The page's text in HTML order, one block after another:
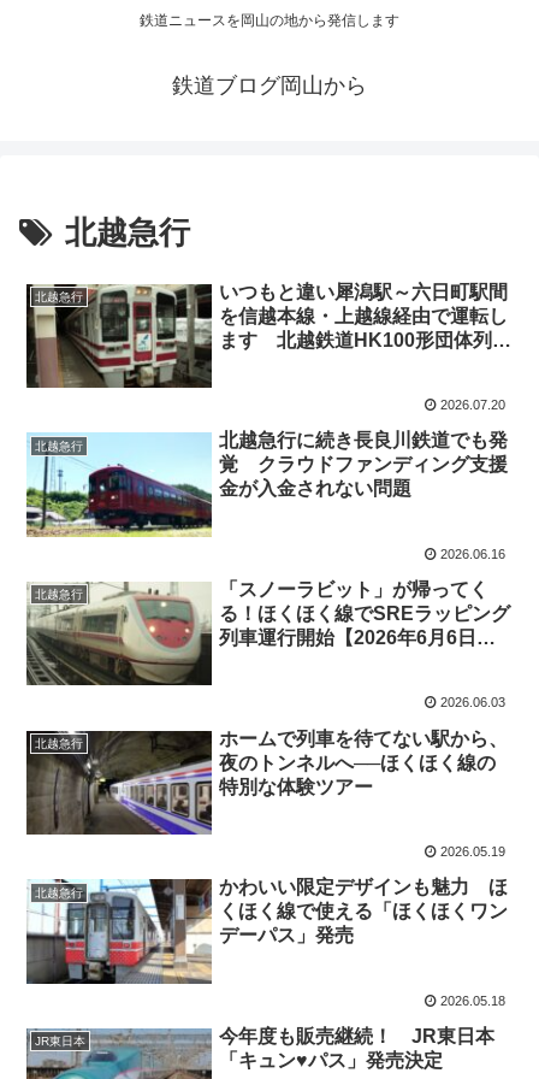
鉄道ニュースを岡山の地から発信します
鉄道ブログ岡山から
北越急行
北越急行
いつもと違い犀潟駅～六日町駅間
を信越本線・上越線経由で運転し
ます 北越鉄道HK100形団体列車
2026.07.20
北越急行
北越急行に続き長良川鉄道でも発
覚 クラウドファンディング支援
金が入金されない問題
2026.06.16
北越急行
「スノーラビット」が帰ってく
る！ほくほく線でSREラッピング
列車運行開始【2026年6月6日
2026.06.03
北越急行
ホームで列車を待てない駅から、
夜のトンネルへ──ほくほく線の
特別な体験ツアー
2026.05.19
北越急行
かわいい限定デザインも魅力 ほ
くほく線で使える「ほくほくワン
デーパス」発売
2026.05.18
JR東日本
今年度も販売継続！ JR東日本
「キュン♥パス」発売決定